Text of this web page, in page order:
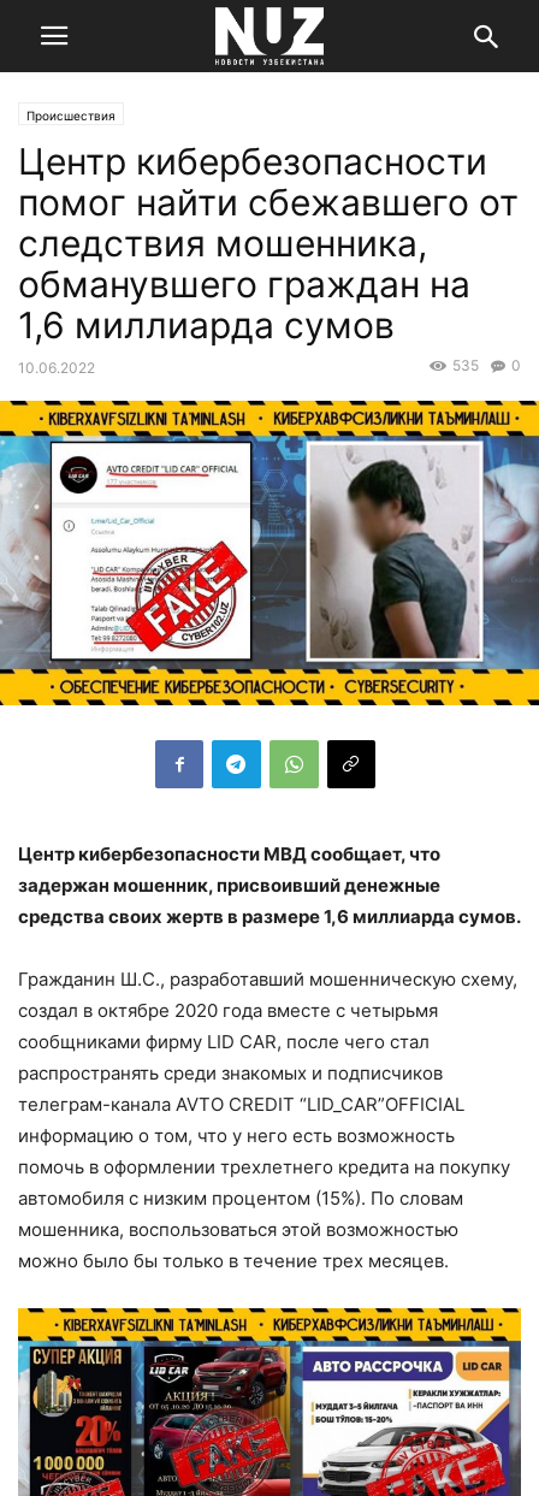
Происшествия
Центр кибербезопасности
помог найти сбежавшего от
следствия мошенника,
обманувшего граждан на
1,6 миллиарда сумов
10.06.2022 0
535
Центр кибербезопасности МВД сообщает, что
задержан мошенник, присвоивший денежные
средства своих жертв в размере 1,6 миллиарда сумов.
Гражданин Ш.С., разработавший мошенническую схему,
создал в октябре 2020 года вместе с четырьмя
сообщниками фирму LID CAR, после чего стал
распространять среди знакомых и подписчиков
телеграм-канала AVTO CREDIT “LID_CAR”OFFICIAL
информацию о том, что у него есть возможность
помочь в оформлении трехлетнего кредита на покупку
автомобиля с низким процентом (15%). По словам
мошенника, воспользоваться этой возможностью
можно было бы только в течение трех месяцев.